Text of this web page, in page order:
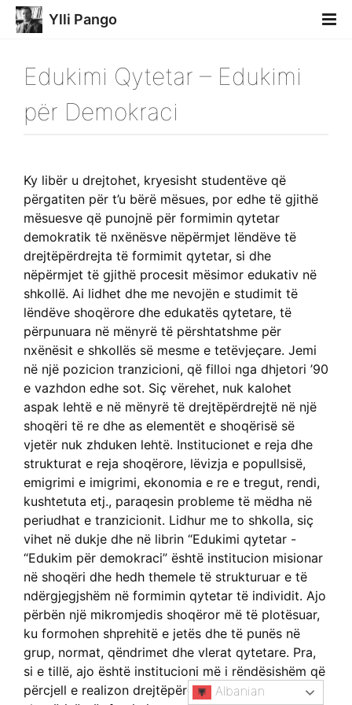
Ylli Pango
Edukimi Qytetar – Edukimi
për Demokraci
Ky libër u drejtohet, kryesisht studentëve që
përgatiten për t’u bërë mësues, por edhe të gjithë
mësuesve që punojnë për formimin qytetar
demokratik të nxënësve nëpërmjet lëndëve të
drejtëpërdrejta të formimit qytetar, si dhe
nëpërmjet të gjithë procesit mësimor edukativ në
shkollë. Ai lidhet dhe me nevojën e studimit të
lëndëve shoqërore dhe edukatës qytetare, të
përpunuara në mënyrë të përshtatshme për
nxënësit e shkollës së mesme e tetëvjeçare. Jemi
në një pozicion tranzicioni, që filloi nga dhjetori ’90
e vazhdon edhe sot. Siç vërehet, nuk kalohet
aspak lehtë e në mënyrë të drejtëpërdrejtë në një
shoqëri të re dhe as elementët e shoqërisë së
vjetër nuk zhduken lehtë. Institucionet e reja dhe
strukturat e reja shoqërore, lëvizja e popullsisë,
emigrimi e imigrimi, ekonomia e re e tregut, rendi,
kushtetuta etj., paraqesin probleme të mëdha në
periudhat e tranzicionit. Lidhur me to shkolla, siç
vihet në dukje dhe në librin “Edukimi qytetar -
“Edukim për demokraci” është institucion misionar
në shoqëri dhe hedh themele të strukturuar e të
ndërgjegjshëm në formimin qytetar të individit. Ajo
përbën një mikromjedis shoqëror më të plotësuar,
ku formohen shprehitë e jetës dhe të punës në
grup, normat, qëndrimet dhe vlerat qytetare. Pra,
si e tillë, ajo është institucioni më i rëndësishëm që
përcjell e realizon drejtëpërdrejt synimet e
Albanian